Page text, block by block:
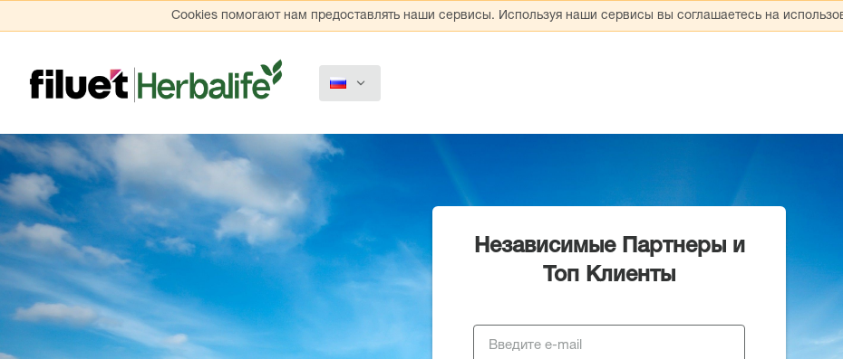
Cookies помогают нам предоставлять наши сервисы. Используя наши сервисы вы соглашаетесь на
Независимые Партнеры и
Топ Клиенты